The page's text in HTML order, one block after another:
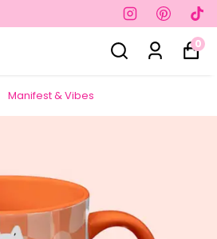
0
Manifest & Vibes